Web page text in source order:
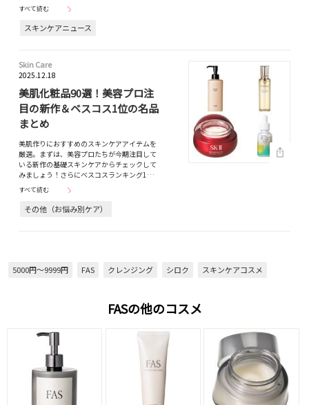
すべて読む
スキンケアニュース
Skin Care
2025.12.18
美肌化粧品90選！美容プロ注
目の新作＆ベスコス1位の名品
まとめ
美肌作りにおすすめのスキンケアアイテムを
厳選。まずは、美容プロたちが今期注目して
いる新作の基礎スキンケアからチェックして
みましょう！さらにベスコスランキング1…
すべて読む
その他（お悩み別ケア）
5000円～9999円 FAS クレンジング シロク スキンケアコスメ
FASの他のコスメ